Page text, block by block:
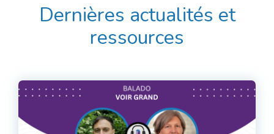
Dernières actualités et
ressources